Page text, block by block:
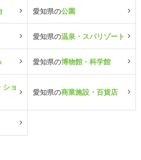
愛知県の公園
愛知県の温泉・スパリゾート
愛知県の博物館・科学館
ショ
愛知県の商業施設・百貨店